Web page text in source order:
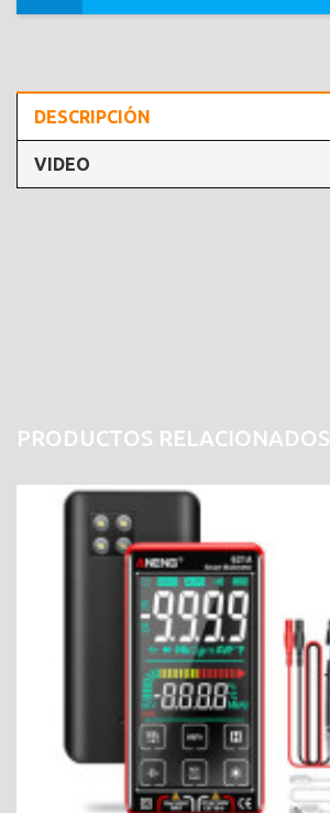
DESCRIPCIÓN
VIDEO
PRODUCTOS RELACIONADOS